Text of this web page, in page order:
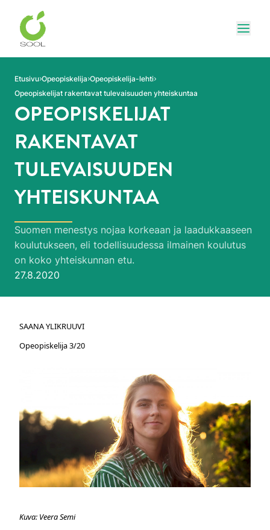
Siirry sivun sisältöön
Etusivu Opeopiskelija Opeopiskelija-lehti
Opeopiskelijat rakentavat tulevaisuuden yhteiskuntaa
OPEOPISKELIJAT
RAKENTAVAT
TULEVAISUUDEN
YHTEISKUNTAA
Suomen menestys nojaa korkeaan ja laadukkaaseen
koulutukseen, eli todellisuudessa ilmainen koulutus
on koko yhteiskunnan etu.
Julkaistu:
27.8.2020
SAANA YLIKRUUVI
Opeopiskelija 3/20
Kuva: Veera Semi